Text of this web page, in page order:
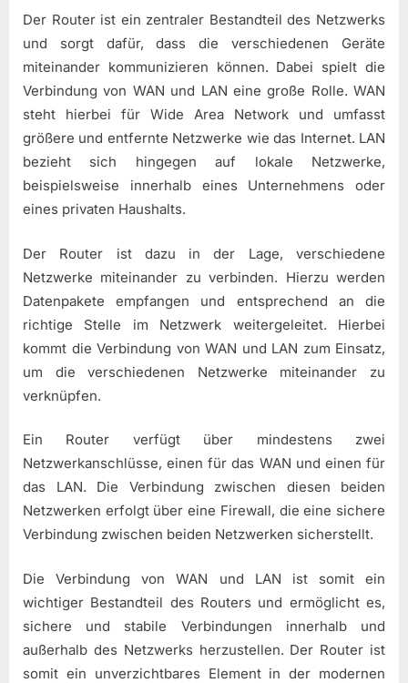
Der Router ist ein zentraler Bestandteil des Netzwerks
und sorgt dafür, dass die verschiedenen Geräte
miteinander kommunizieren können. Dabei spielt die
Verbindung von WAN und LAN eine große Rolle. WAN
steht hierbei für Wide Area Network und umfasst
größere und entfernte Netzwerke wie das Internet. LAN
bezieht sich hingegen auf lokale Netzwerke,
beispielsweise innerhalb eines Unternehmens oder
eines privaten Haushalts.
Der Router ist dazu in der Lage, verschiedene
Netzwerke miteinander zu verbinden. Hierzu werden
Datenpakete empfangen und entsprechend an die
richtige Stelle im Netzwerk weitergeleitet. Hierbei
kommt die Verbindung von WAN und LAN zum Einsatz,
um die verschiedenen Netzwerke miteinander zu
verknüpfen.
Ein Router verfügt über mindestens zwei
Netzwerkanschlüsse, einen für das WAN und einen für
das LAN. Die Verbindung zwischen diesen beiden
Netzwerken erfolgt über eine Firewall, die eine sichere
Verbindung zwischen beiden Netzwerken sicherstellt.
Die Verbindung von WAN und LAN ist somit ein
wichtiger Bestandteil des Routers und ermöglicht es,
sichere und stabile Verbindungen innerhalb und
außerhalb des Netzwerks herzustellen. Der Router ist
somit ein unverzichtbares Element in der modernen